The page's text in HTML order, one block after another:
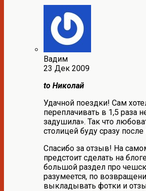
Вадим
23 Дек 2009
to Николай
Удачной поездки! Сам
переплачивать в 1,5 раза
задушила». Так что
столицей буду сразу после
Спасибо за отзыв! На
предстоит сделать на
большой раздел про
разумеется, по
выкладывать фотки и